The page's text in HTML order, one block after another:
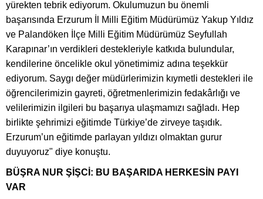
yürekten tebrik ediyorum. Okulumuzun bu önemli
başarısında Erzurum İl Milli Eğitim Müdürümüz Yakup Yıldız
ve Palandöken İlçe Milli Eğitim Müdürümüz Seyfullah
Karapınar’ın verdikleri destekleriyle katkıda bulundular,
kendilerine öncelikle okul yönetimimiz adına teşekkür
ediyorum. Saygı değer müdürlerimizin kıymetli destekleri ile
öğrencilerimizin gayreti, öğretmenlerimizin fedakârlığı ve
velilerimizin ilgileri bu başarıya ulaşmamızı sağladı. Hep
birlikte şehrimizi eğitimde Türkiye’de zirveye taşıdık.
Erzurum’un eğitimde parlayan yıldızı olmaktan gurur
duyuyoruz" diye konuştu.
BÜŞRA NUR ŞİŞCİ: BU BAŞARIDA HERKESİN PAYI
VAR